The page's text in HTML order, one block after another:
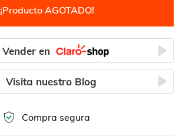
¡Producto AGOTADO!
Vender en
Visita nuestro Blog
Compra segura